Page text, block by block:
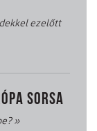
ezelőtt
SORSA
»